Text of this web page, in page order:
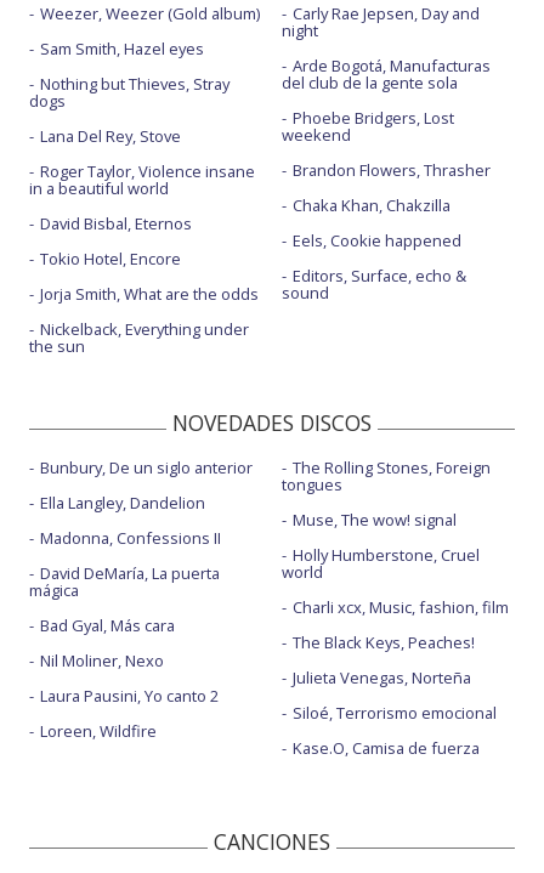
Weezer, Weezer (Gold album)
Sam Smith, Hazel eyes
Nothing but Thieves, Stray
dogs
Lana Del Rey, Stove
Roger Taylor, Violence insane
in a beautiful world
David Bisbal, Eternos
Tokio Hotel, Encore
Jorja Smith, What are the odds
Nickelback, Everything under
the sun
Carly Rae Jepsen, Day and
night
Arde Bogotá, Manufacturas
del club de la gente sola
Phoebe Bridgers, Lost
weekend
Brandon Flowers, Thrasher
Chaka Khan, Chakzilla
Eels, Cookie happened
Editors, Surface, echo &
sound
NOVEDADES DISCOS
Bunbury, De un siglo anterior
Ella Langley, Dandelion
Madonna, Confessions II
David DeMaría, La puerta
mágica
Bad Gyal, Más cara
Nil Moliner, Nexo
Laura Pausini, Yo canto 2
Loreen, Wildfire
The Rolling Stones, Foreign
tongues
Muse, The wow! signal
Holly Humberstone, Cruel
world
Charli xcx, Music, fashion, film
The Black Keys, Peaches!
Julieta Venegas, Norteña
Siloé, Terrorismo emocional
Kase.O, Camisa de fuerza
CANCIONES